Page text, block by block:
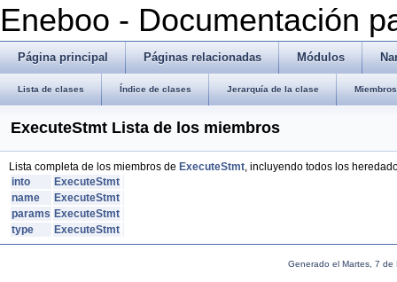
Eneboo - Documentación
Página principal Páginas relacionadas Módulos
Lista de clases Índice de clases Jerarquía de la clase
ExecuteStmt Lista de los miembros
Lista completa de los miembros de ExecuteStmt, incluyendo todos los
into
ExecuteStmt
name
ExecuteStmt
params ExecuteStmt
type
ExecuteStmt
Generado el Martes, 7